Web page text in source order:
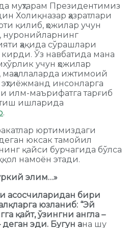
муҳтарам Президентимиз
Холиқназар ҳазратлари
қилиб, ҳожилар учун
нуронийларнинг
ҳақида сўрашлари
Ўз навбатида мана
учун ҳожилар
маҳаллаларда ижтимоий
эҳтиёжманд инсонларга
илм-маърифатга тарғиб
ишларида
.
юртимиздаги
юксак тамойил
қайси бурчагида бўлса
намоён этади.
элим…»
асосчиларидан бири
юзланиб: “Эй
қайт, ўзингни англа –
деган эди. Бугун ана шу